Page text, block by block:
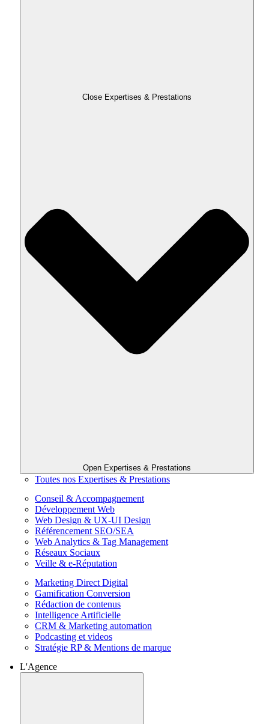
Close Expertises & Prestations
Open Expertises & Prestations
Toutes nos Expertises & Prestations
Conseil & Accompagnement
Développement Web
Web Design & UX-UI Design
Référencement SEO/SEA
Web Analytics & Tag Management
Réseaux Sociaux
Veille & e-Réputation
Marketing Direct Digital
Gamification Conversion
Rédaction de contenus
Intelligence Artificielle
CRM & Marketing automation
Podcasting et videos
Stratégie RP & Mentions de marque
L'Agence